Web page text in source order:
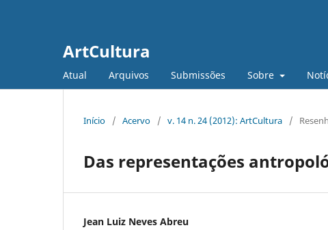
ArtCultura
Atual Arquivos Submissões Sobre
Início / Acervo / v. 14 n. 24 (2012): ArtCultura /
Das representações
Jean Luiz Neves Abreu